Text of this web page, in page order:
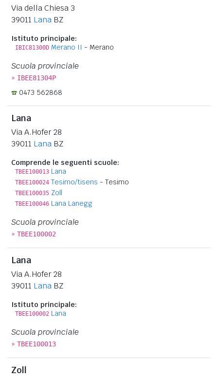
Via della Chiesa 3
39011 Lana BZ
Istituto principale:
IBIC81300D Merano II - Merano
Scuola provinciale
» IBEE81304P
0473 562868
Lana
Via A.Hofer 28
39011 Lana BZ
Comprende le seguenti scuole:
TBEE100013 Lana
TBEE100024 Tesimo/tisens - Tesimo
TBEE100035 Zoll
TBEE100046 Lana Lanegg
Scuola provinciale
» TBEE100002
Lana
Via A.Hofer 28
39011 Lana BZ
Istituto principale:
TBEE100002 Lana
Scuola provinciale
» TBEE100013
Zoll